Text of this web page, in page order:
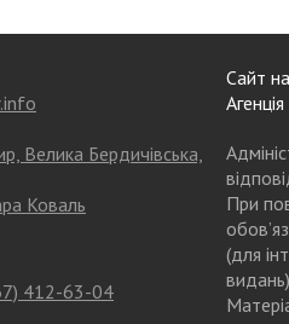
Велика Бердичівська,
Коваль
412-63-04
Сайт
При
(для
видань)